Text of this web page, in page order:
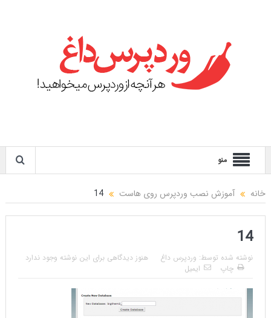
منو
خانه آموزش نصب وردپرس روی هاست 14
14
نوشته شده توسط: وردپرس داغ
هنوز دیدگاهی برای این نوشته وجود ندارد
چاپ
ایمیل